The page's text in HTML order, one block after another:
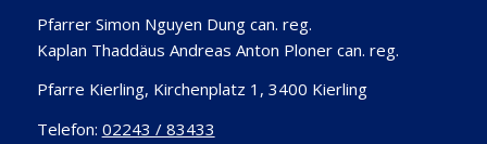
Pfarrer Simon Nguyen Dung can. reg.
Kaplan Thaddäus Andreas Anton Ploner can. reg.
Pfarre Kierling, Kirchenplatz 1, 3400 Kierling
Telefon: 02243 / 83433